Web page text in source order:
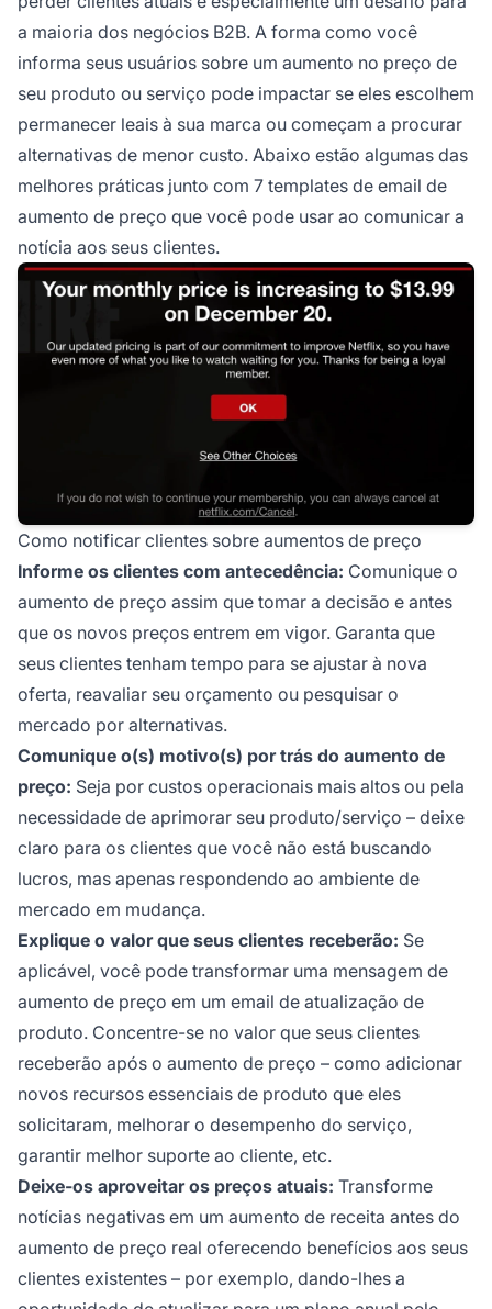
a maioria dos negócios B2B. A forma como você
informa seus usuários sobre um aumento no preço de
seu produto ou serviço pode impactar se eles escolhem
permanecer leais à sua marca ou começam a procurar
alternativas de menor custo. Abaixo estão algumas das
melhores práticas junto com 7 templates de email de
aumento de preço que você pode usar ao comunicar a
notícia aos seus clientes.
Como notificar clientes sobre aumentos de preço
Informe os clientes com antecedência: Comunique o
aumento de preço assim que tomar a decisão e antes
que os novos preços entrem em vigor. Garanta que
seus clientes tenham tempo para se ajustar à nova
oferta, reavaliar seu orçamento ou pesquisar o
mercado por alternativas.
Comunique o(s) motivo(s) por trás do aumento de
preço: Seja por custos operacionais mais altos ou pela
necessidade de aprimorar seu produto/serviço – deixe
claro para os clientes que você não está buscando
lucros, mas apenas respondendo ao ambiente de
mercado em mudança.
Explique o valor que seus clientes receberão: Se
aplicável, você pode transformar uma mensagem de
aumento de preço em um email de atualização de
produto. Concentre-se no valor que seus clientes
receberão após o aumento de preço – como adicionar
novos recursos essenciais de produto que eles
solicitaram, melhorar o desempenho do serviço,
garantir melhor suporte ao cliente, etc.
Deixe-os aproveitar os preços atuais: Transforme
notícias negativas em um aumento de receita antes do
aumento de preço real oferecendo benefícios aos seus
clientes existentes – por exemplo, dando-lhes a